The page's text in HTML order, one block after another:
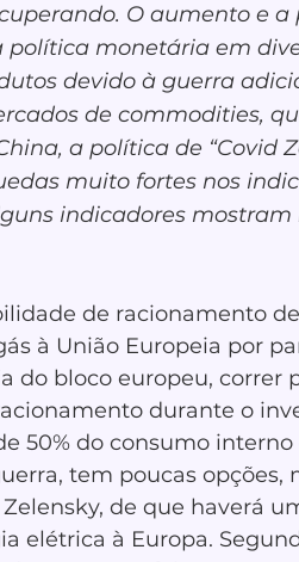
O aumento e
monetária em
devido à guerra
de commodities,
a política de “Covid
muito fortes nos
indicadores mostram
de racionamento
à União Europeia por
do bloco europeu, correr
durante o
50% do consumo
tem poucas opções,
, de que haverá
elétrica à Europa.